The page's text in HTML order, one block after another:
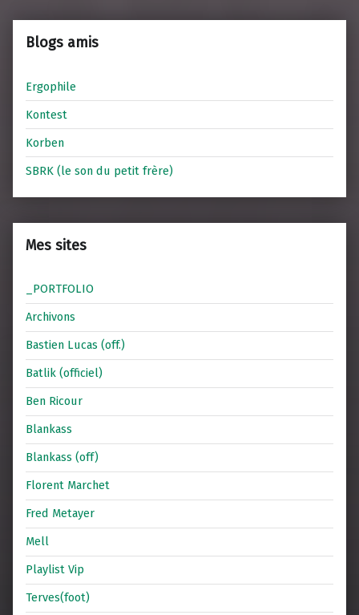
Blogs amis
Ergophile
Kontest
Korben
SBRK (le son du petit frère)
Mes sites
_PORTFOLIO
Archivons
Bastien Lucas (off.)
Batlik (officiel)
Ben Ricour
Blankass
Blankass (off)
Florent Marchet
Fred Metayer
Mell
Playlist Vip
Terves(foot)